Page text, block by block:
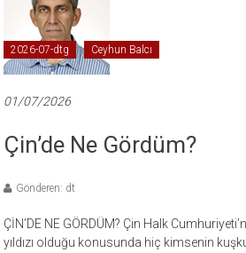
2026-07-dtg Ceyhun Balcı
01/07/2026
Çin’de Ne Gördüm?
Gönderen: dt
ÇİN’DE NE GÖRDÜM? Çin Halk
yıldızı olduğu konusunda hiç kimsenin